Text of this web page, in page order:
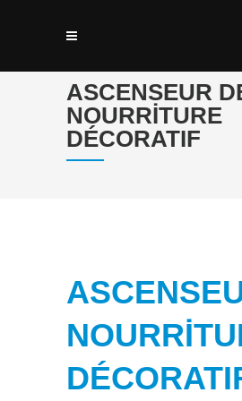
ASCENSEUR
NOURRITURE
DÉCORATIF